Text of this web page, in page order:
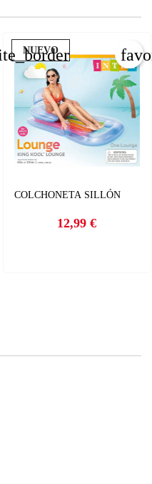
COLCHONETA SILLÓN
Precio
12,99 €
NUEVO